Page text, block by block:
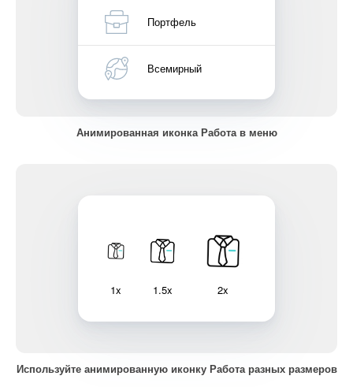
Портфель
Всемирный
Анимированная иконка Работа в меню
1x 1.5x 2x
Используйте анимированную иконку Работа разных размеров